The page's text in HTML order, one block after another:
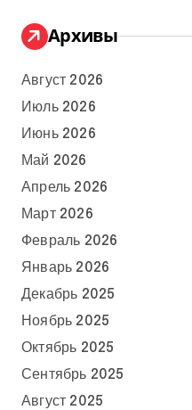
Архивы
Август 2026
Июль 2026
Июнь 2026
Май 2026
Апрель 2026
Март 2026
Февраль 2026
Январь 2026
Декабрь 2025
Ноябрь 2025
Октябрь 2025
Сентябрь 2025
Август 2025